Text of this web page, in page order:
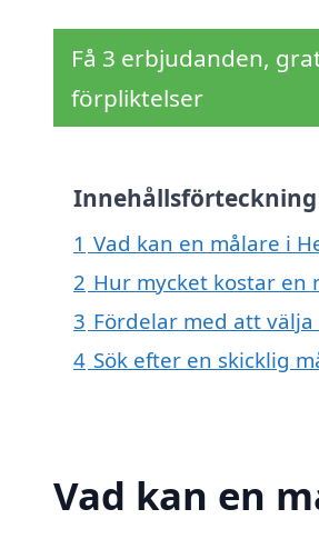
Få 3 erbjudanden,
förpliktelser
Innehållsförteckning
1 Vad kan en målare i
2 Hur mycket kostar en
3 Fördelar med att
4 Sök efter en skicklig
Vad kan en